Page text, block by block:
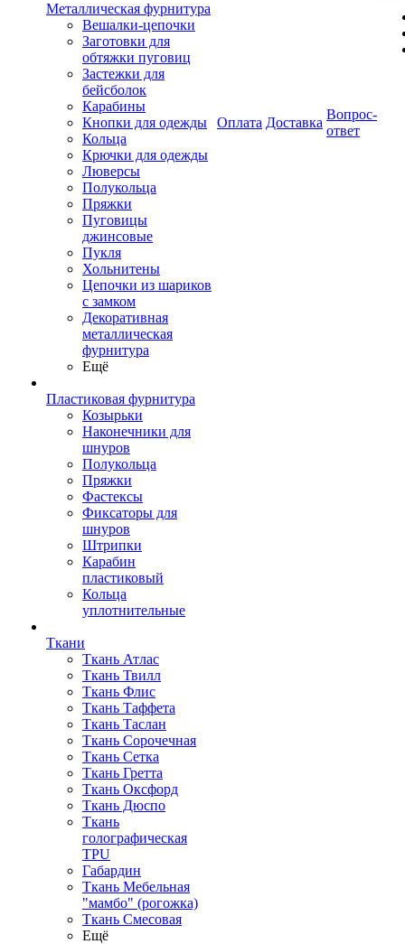
Металлическая фурнитура
Вешалки-цепочки
Заготовки для
обтяжки пуговиц
Застежки для
бейсболок
Карабины
Кнопки для одежды
Кольца
Крючки для одежды
Люверсы
Полукольца
Пряжки
Пуговицы
джинсовые
Пукля
Хольнитены
Цепочки из шариков
с замком
Декоративная
металлическая
фурнитура
Ещё
Пластиковая фурнитура
Козырьки
Наконечники для
шнуров
Полукольца
Пряжки
Фастексы
Фиксаторы для
шнуров
Штрипки
Карабин
пластиковый
Кольца
уплотнительные
Ткани
Ткань Атлас
Ткань Твилл
Ткань Флис
Ткань Таффета
Ткань Таслан
Ткань Сорочечная
Ткань Сетка
Ткань Гретта
Ткань Оксфорд
Ткань Дюспо
Ткань
голографическая
TPU
Габардин
Ткань Мебельная
"мамбо" (рогожка)
Ткань Смесовая
Ещё
Оплата Доставка
Вопрос-
ответ